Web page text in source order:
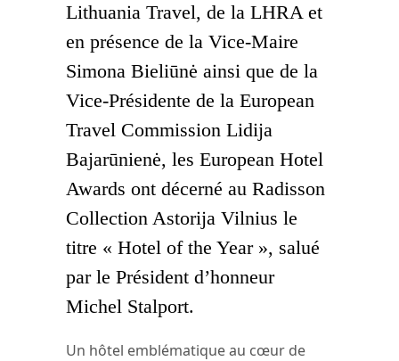
Lithuania Travel, de la LHRA et
en présence de la Vice-Maire
Simona Bieliūnė ainsi que de la
Vice-Présidente de la European
Travel Commission Lidija
Bajarūnienė, les European Hotel
Awards ont décerné au Radisson
Collection Astorija Vilnius le
titre « Hotel of the Year », salué
par le Président d’honneur
Michel Stalport.
Un hôtel emblématique au cœur de